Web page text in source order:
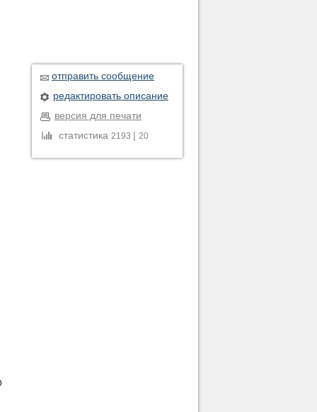
отправить сообщение
редактировать описание
версия для печати
статистика 2193 | 20